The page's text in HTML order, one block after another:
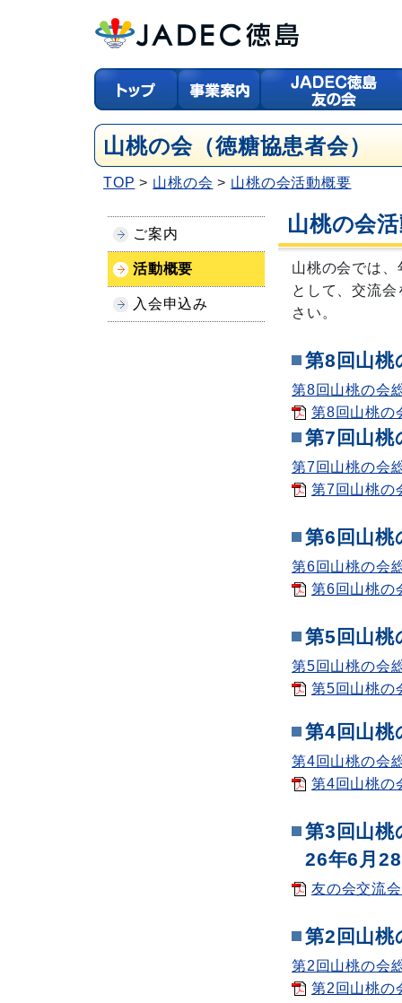
山桃の会（徳糖協患者会）
TOP 山桃の会 山桃の会活動概要
山桃の会
山桃の会では
として、交流
さい。
第8回山桃
第8回山桃の会
第8回山桃の
第7回山桃
第7回山桃の会
第7回山桃の
第6回山桃
第6回山桃の会
第6回山桃の
第5回山桃
第5回山桃の会
第5回山桃の
第4回山桃
第4回山桃の会
第4回山桃の
第3回山桃
26年6月
友の会交流
第2回山桃
第2回山桃の会
第2回山桃の
ご案内
活動概要
入会申込み